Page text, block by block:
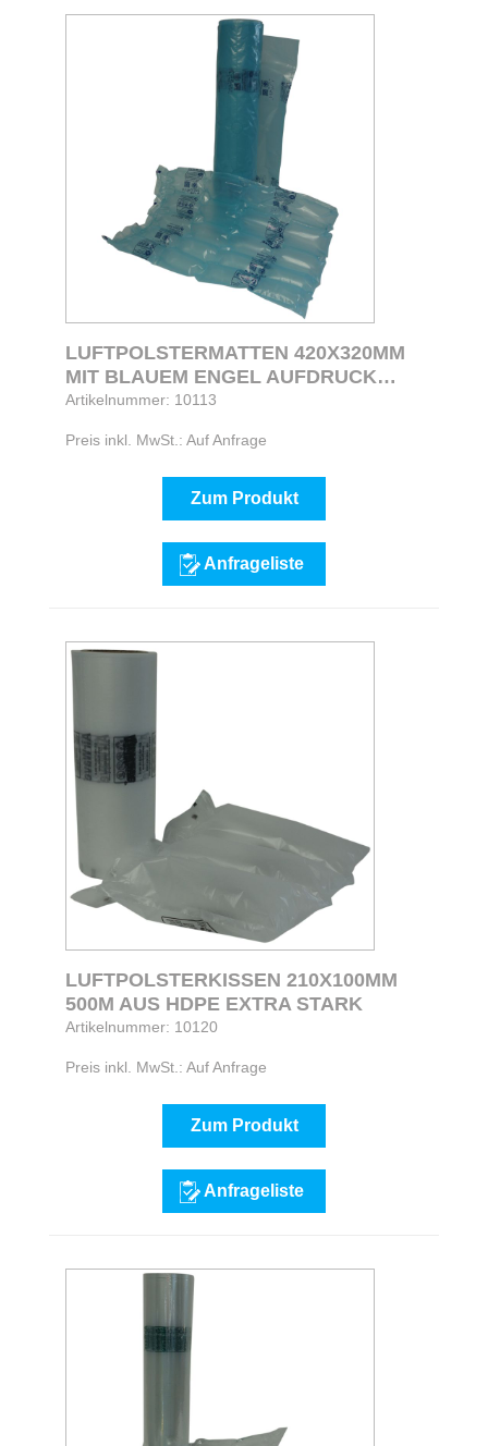
LUFTPOLSTERMATTEN 420X320MM
MIT BLAUEM ENGEL AUFDRUCK
BLAU
Artikelnummer: 10113
Preis inkl. MwSt.: Auf Anfrage
Zum Produkt
Anfrageliste
LUFTPOLSTERKISSEN 210X100MM
500M AUS HDPE EXTRA STARK
Artikelnummer: 10120
Preis inkl. MwSt.: Auf Anfrage
Zum Produkt
Anfrageliste